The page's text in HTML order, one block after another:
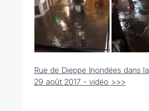
Rue de Dieppe Inondées dans
29 août 2017 - vidéo >>>